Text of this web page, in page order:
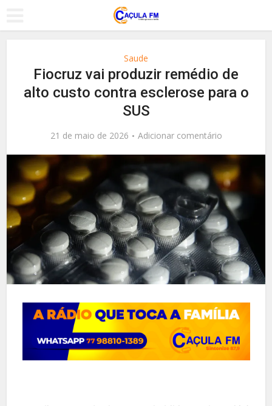
Saude
Fiocruz vai produzir remédio de
alto custo contra esclerose para o
SUS
21 de maio de 2026 Adicionar comentário